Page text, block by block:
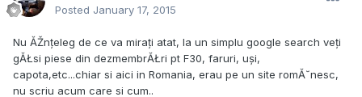
Posted January 17, 2015
Nu ĂŽnțeleg de ce va mirați atat, la un simplu google search veți
gĂŁsi piese din dezmembrĂŁri pt F30, faruri, uși,
capota,etc...chiar si aici in Romania, erau pe un site romĂ˘nesc,
nu scriu acum care si cum..